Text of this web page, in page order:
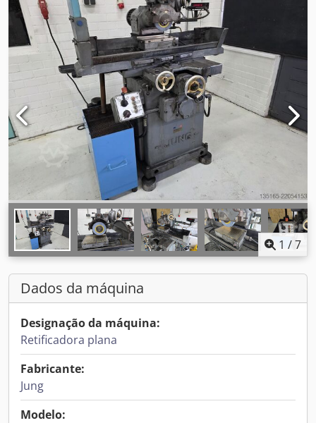
1 /7
Dados da máquina
Designação da máquina:
Retificadora plana
Fabricante:
Jung
Modelo: